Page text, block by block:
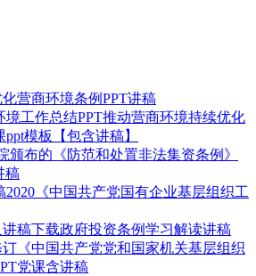
营商环境条例PPT讲稿
境工作总结PPT推动营商环境持续优化
模板【包含讲稿】
颁布的《防范和处置非法集资条例》
稿
2020《中国共产党国有企业基层组织工
稿下载政府投资条例学习解读讲稿
订《中国共产党党和国家机关基层组织
党课含讲稿